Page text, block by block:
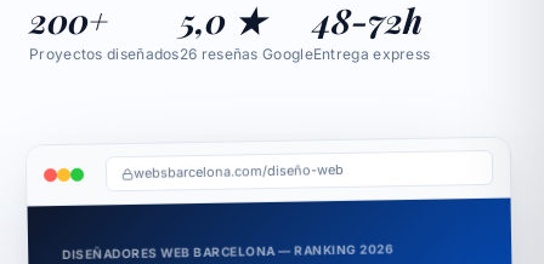
200+
Proyectos diseñados
5,0 ★
26 reseñas Google
48-72h
Entrega express
websbarcelona.com/diseño-web
DISEÑADORES WEB BARCELONA — RANKING 2026